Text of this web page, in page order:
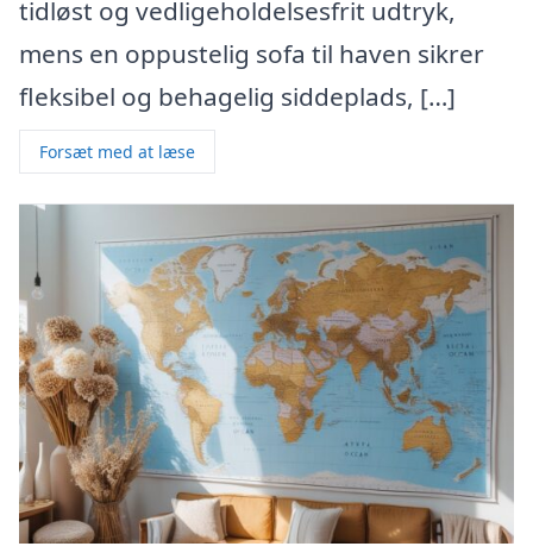
tidløst og vedligeholdelsesfrit udtryk,
mens en oppustelig sofa til haven sikrer
fleksibel og behagelig siddeplads, […]
Forsæt med at læse